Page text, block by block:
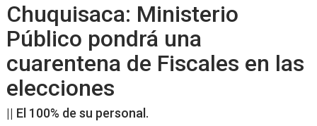
Chuquisaca: Ministerio
Público pondrá una
cuarentena de Fiscales en las
elecciones
|| El 100% de su personal.